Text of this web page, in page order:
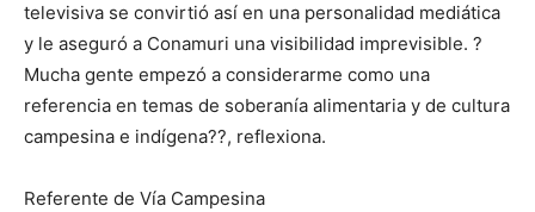
televisiva se convirtió así en una personalidad mediática
y le aseguró a Conamuri una visibilidad imprevisible. ?
Mucha gente empezó a considerarme como una
referencia en temas de soberanía alimentaria y de cultura
campesina e indígena??, reflexiona.
Referente de Vía Campesina